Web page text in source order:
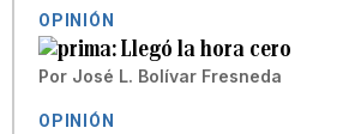
OPINIÓN
Llegó la hora cero
Por José L. Bolívar Fresneda
OPINIÓN